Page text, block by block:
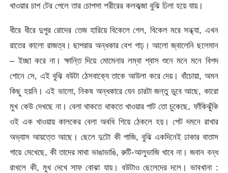
খাওয়ার চাপ টের পেলে তার চোপসা শরীরের কলকব্জা বুঝি ঢিলা হয়ে যায়।
ধীরে ধীরে দুপুর রোদের তেজ হারিয়ে বিকেলে গেল, বিকেল মরে সন্ধ্যা, এখন
রাতের কালো রাজত্ব। ছাপরার অন্ধকার বেশ গাঢ়। আলো জ্বালেনি ছলেমান
– ইচ্ছা করে না। ক্ষান্তি দিয়ে মোমেনার লম্বা শ্বাস শুনে মনে মনে বিপদ
গোনে সে, এই বুঝি বউটা ঠেসবাক্যে তাকে আউলা করে দেয়। বাঁচোয়া, অমন
কিছু হয়নি। এই ভালো, নিকষ অন্ধকারে যেন চারটা জন্তু ডুবে আছে, কারো
মুখ কেউ দেখছে না। বেলা থাকতে থাকতে খাওয়ার পাট তো চুকেছে, ফাঁকিঝুঁকি
ওই এক খাওয়ায় কালকের বেলা অবধি গিয়ে ঠেকলে হয়। পেট দমনে রাখার
অভ্যাস আয়ত্তে আছে। ছেলে দুটো কী পাজি, বুঝি একদিনেই ঢাকার বাতাস
গায়ে মেখেছে, কী তাদের মাথা ভাঙাভাঙি, রুটি-আলুভাজি খাবে না। জবান বন্ধ
রাখলে কী, মুখ দেখে সাফ বোঝা যায়। বউটাও ছেলেদের দলে। ভাবখানা :